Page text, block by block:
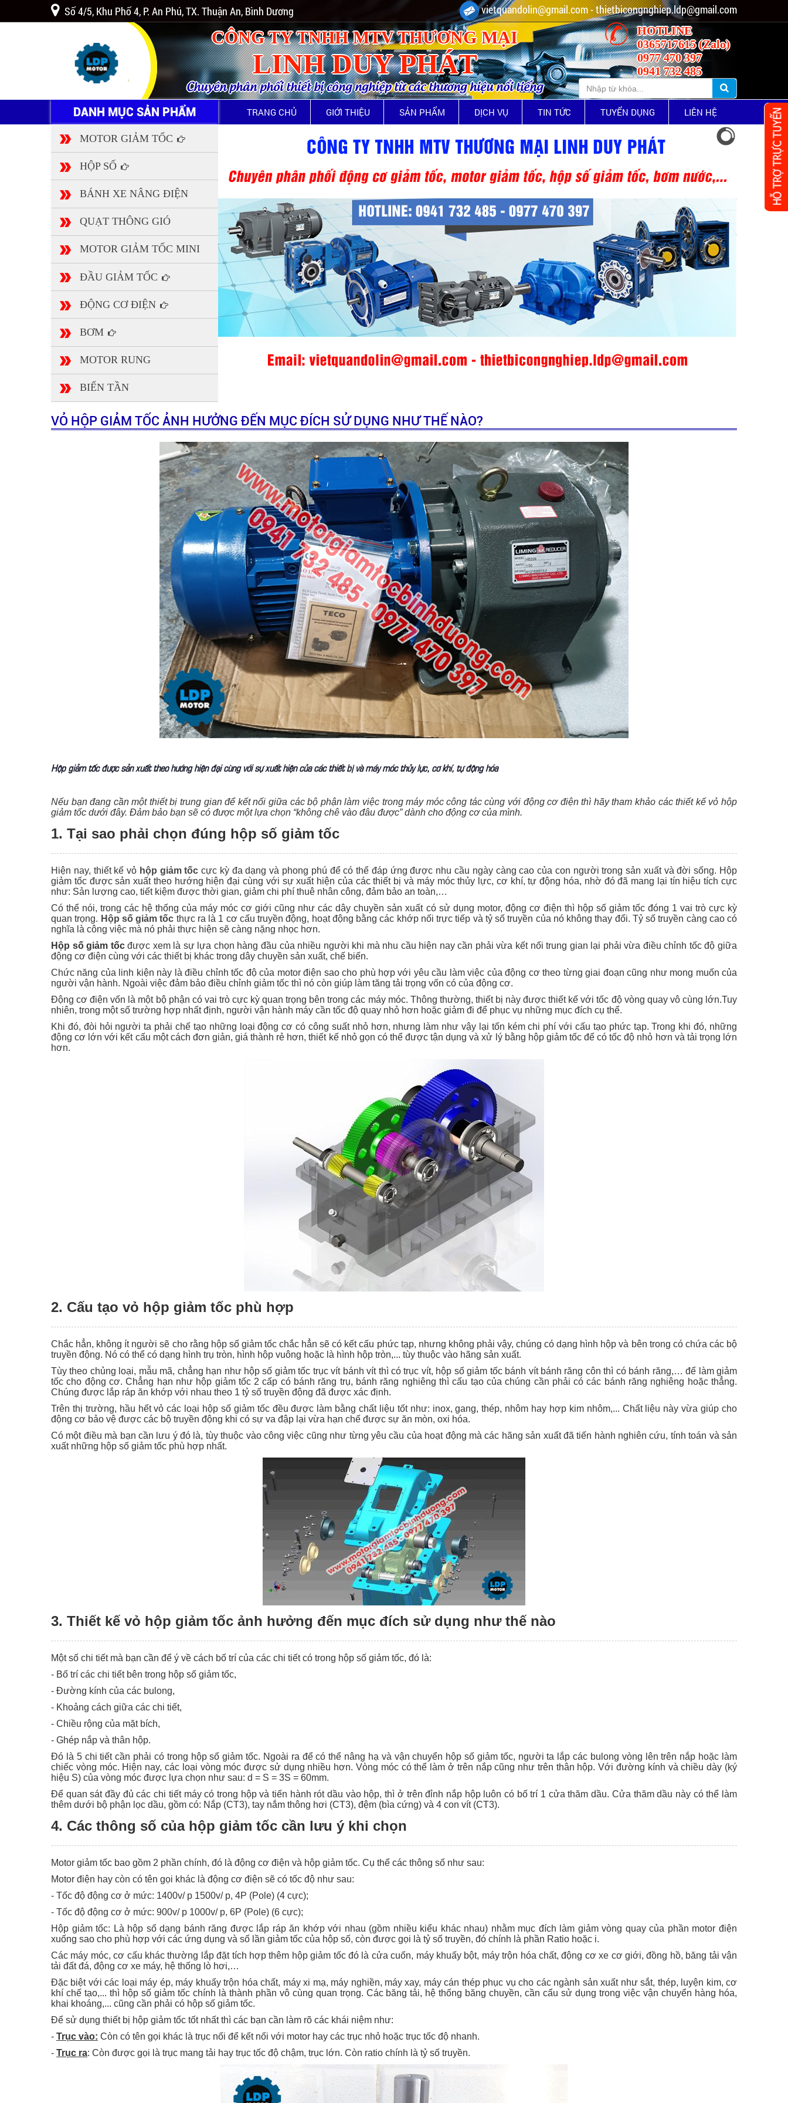
Số 4/5, Khu Phố 4, P. An Phú, TX. Thuận An, Bình Dương vietquandolin@gmail.com - thietbicongnghiep.ldp@gmail.com
CÔNG TY TNHH MTV THƯƠNG MẠI
LINH DUY PHÁT
Chuyên phân phối thiết bị công nghiệp từ các thương hiệu nổi tiếng
HOTLINE
0365717615 (Zalo)
0977 470 397
0941 732 485
DANH MỤC SẢN PHẨM TRANG CHỦ GIỚI THIỆU SẢN PHẨM DỊCH VỤ TIN TỨC TUYỂN DỤNG LIÊN HỆ
MOTOR GIẢM TỐC
HỘP SỐ
BÁNH XE NÂNG ĐIỆN
QUẠT THÔNG GIÓ
MOTOR GIẢM TỐC MINI
ĐẦU GIẢM TỐC
ĐỘNG CƠ ĐIỆN
BƠM
MOTOR RUNG
BIẾN TẦN
VỎ HỘP GIẢM TỐC ẢNH HƯỞNG ĐẾN MỤC ĐÍCH SỬ DỤNG NHƯ THẾ NÀO?
Hộp giảm tốc được sản xuất theo hướng hiện đại cùng với sự xuất hiện của các thiết bị và máy móc thủy lực, cơ khí, tự động hóa
Nếu bạn đang cần một thiết bị trung gian để kết nối giữa các bộ phận làm việc trong máy móc công tác cùng với động cơ điện thì hãy tham khảo các thiết kế vỏ hộp
giảm tốc dưới đây. Đảm bảo bạn sẽ có được một lựa chọn “không chê vào đâu được” dành cho động cơ của mình.
1. Tại sao phải chọn đúng hộp số giảm tốc
Hiện nay, thiết kế vỏ hộp giảm tốc cực kỳ đa dạng và phong phú để có thể đáp ứng được nhu cầu ngày càng cao của con người trong sản xuất và đời sống. Hộp
giảm tốc được sản xuất theo hướng hiện đại cùng với sự xuất hiện của các thiết bị và máy móc thủy lực, cơ khí, tự động hóa, nhờ đó đã mang lại tín hiệu tích cực
như: Sản lượng cao, tiết kiệm được thời gian, giảm chi phí thuê nhân công, đảm bảo an toàn,…
Có thể nói, trong các hệ thống của máy móc cơ giới cũng như các dây chuyền sản xuất có sử dụng motor, động cơ điện thì hộp số giảm tốc đóng 1 vai trò cực kỳ
quan trọng. Hộp số giảm tốc thực ra là 1 cơ cấu truyền động, hoạt động bằng các khớp nối trực tiếp và tỷ số truyền của nó không thay đổi. Tỷ số truyền càng cao có
nghĩa là công việc mà nó phải thực hiện sẽ càng nặng nhọc hơn.
Hộp số giảm tốcđược xem là sự lựa chọn hàng đầu của nhiều người khi mà nhu cầu hiện nay cần phải vừa kết nối trung gian lại phải vừa điều chỉnh tốc độ giữa
động cơ điện cùng với các thiết bị khác trong dây chuyền sản xuất, chế biến.
Chức năng của linh kiện này là điều chỉnh tốc độ của motor điện sao cho phù hợp với yêu cầu làm việc của động cơ theo từng giai đoạn cũng như mong muốn của
người vận hành. Ngoài việc đảm bảo điều chỉnh giảm tốc thì nó còn giúp làm tăng tải trọng vốn có của động cơ.
Động cơ điện vốn là một bộ phận có vai trò cực kỳ quan trọng bên trong các máy móc. Thông thường, thiết bị này được thiết kế với tốc độ vòng quay vô cùng lớn.Tuy
nhiên, trong một số trường hợp nhất định, người vận hành máy cần tốc độ quay nhỏ hơn hoặc giảm đi để phục vụ những mục đích cụ thể.
Khi đó, đòi hỏi người ta phải chế tạo những loại động cơ có công suất nhỏ hơn, nhưng làm như vậy lại tốn kém chi phí với cấu tạo phức tạp. Trong khi đó, những
động cơ lớn với kết cấu một cách đơn giản, giá thành rẻ hơn, thiết kế nhỏ gọn có thể được tận dụng và xử lý bằng hộp giảm tốc để có tốc độ nhỏ hơn và tải trọng lớn
hơn.
2. Cấu tạo vỏ hộp giảm tốc phù hợp
Chắc hẳn, không ít người sẽ cho rằng hộp số giảm tốc chắc hẳn sẽ có kết cấu phức tạp, nhưng không phải vậy, chúng có dạng hình hộp và bên trong có chứa các bộ
truyền động. Nó có thể có dạng hình trụ tròn, hình hộp vuông hoặc là hình hộp tròn,... tùy thuộc vào hãng sản xuất.
Tùy theo chủng loại, mẫu mã, chẳng hạn như hộp số giảm tốc trục vít bánh vít thì có trục vít, hộp số giảm tốc bánh vít bánh răng côn thì có bánh răng,… để làm giảm
tốc cho động cơ. Chẳng hạn như hộp giảm tốc 2 cấp có bánh răng trụ, bánh răng nghiêng thì cấu tạo của chúng cần phải có các bánh răng nghiêng hoặc thẳng.
Chúng được lắp ráp ăn khớp với nhau theo 1 tỷ số truyền động đã được xác định.
Trên thị trường, hầu hết vỏ các loại hộp số giảm tốc đều được làm bằng chất liệu tốt như: inox, gang, thép, nhôm hay hợp kim nhôm,... Chất liệu này vừa giúp cho
động cơ bảo vệ được các bộ truyền động khi có sự va đập lại vừa hạn chế được sự ăn mòn, oxi hóa.
Có một điều mà bạn cần lưu ý đó là, tùy thuộc vào công việc cũng như từng yêu cầu của hoạt động mà các hãng sản xuất đã tiến hành nghiên cứu, tính toán và sản
xuất những hộp số giảm tốc phù hợp nhất.
3. Thiết kế vỏ hộp giảm tốc ảnh hưởng đến mục đích sử dụng như thế nào
Một số chi tiết mà bạn cần để ý về cách bố trí của các chi tiết có trong hộp số giảm tốc, đó là:
- Bố trí các chi tiết bên trong hộp số giảm tốc,
- Đường kính của các bulong,
- Khoảng cách giữa các chi tiết,
- Chiều rộng của mặt bích,
- Ghép nắp và thân hộp.
Đó là 5 chi tiết cần phải có trong hộp số giảm tốc. Ngoài ra để có thể nâng hạ và vận chuyển hộp số giảm tốc, người ta lắp các bulong vòng lên trên nắp hoặc làm
chiếc vòng móc. Hiện nay, các loại vòng móc được sử dụng nhiều hơn. Vòng móc có thể làm ở trên nắp cũng như trên thân hộp. Với đường kính và chiều dày (ký
hiệu S) của vòng móc được lựa chọn như sau: d = S = 3S = 60mm.
Để quan sát đầy đủ các chi tiết máy có trong hộp và tiến hành rót dầu vào hộp, thì ở trên đỉnh nắp hộp luôn có bố trí 1 cửa thăm dầu. Cửa thăm dầu này có thể làm
thêm dưới bộ phận lọc dầu, gồm có: Nắp (CT3), tay nắm thông hơi (CT3), đệm (bìa cứng) và 4 con vít (CT3).
4. Các thông số của hộp giảm tốc cần lưu ý khi chọn
Motor giảm tốc bao gồm 2 phần chính, đó là động cơ điện và hộp giảm tốc. Cụ thể các thông số như sau:
Motor điện hay còn có tên gọi khác là động cơ điện sẽ có tốc độ như sau:
- Tốc độ động cơ ở mức: 1400v/ p 1500v/ p, 4P (Pole) (4 cực);
- Tốc độ động cơ ở mức: 900v/ p 1000v/ p, 6P (Pole) (6 cực);
Hộp giảm tốc: Là hộp số dạng bánh răng được lắp ráp ăn khớp với nhau (gồm nhiều kiểu khác nhau) nhằm mục đích làm giảm vòng quay của phần motor điện
xuống sao cho phù hợp với các ứng dụng và số lần giảm tốc của hộp số, còn được gọi là tỷ số truyền, đó chính là phần Ratio hoặc i.
Các máy móc, cơ cấu khác thường lắp đặt tích hợp thêm hộp giảm tốc đó là cửa cuốn, máy khuấy bột, máy trộn hóa chất, động cơ xe cơ giới, đồng hồ, băng tải vận
tải đất đá, động cơ xe máy, hệ thống lò hơi,…
Đặc biệt với các loại máy ép, máy khuấy trộn hóa chất, máy xi mạ, máy nghiền, máy xay, máy cán thép phục vụ cho các ngành sản xuất như sắt, thép, luyện kim, cơ
khí chế tạo,... thì hộp số giảm tốc chính là thành phần vô cùng quan trọng. Các băng tải, hệ thống băng chuyền, cần cẩu sử dụng trong việc vận chuyển hàng hóa,
khai khoáng,... cũng cần phải có hộp số giảm tốc.
Để sử dụng thiết bị hộp giảm tốc tốt nhất thì các bạn cần làm rõ các khái niệm như:
- Trục vào: Còn có tên gọi khác là trục nối để kết nối với motor hay các trục nhỏ hoặc trục tốc độ nhanh.
- Trục ra: Còn được gọi là trục mang tải hay trục tốc độ chậm, trục lớn. Còn ratio chính là tỷ số truyền.